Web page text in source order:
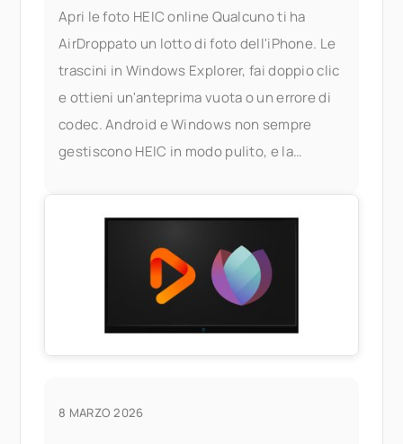
Apri le foto HEIC online Qualcuno ti ha
AirDroppato un lotto di foto dell'iPhone. Le
trascini in Windows Explorer, fai doppio clic
e ottieni un'anteprima vuota o un errore di
codec. Android e Windows non sempre
gestiscono HEIC in modo pulito, e la
8 MARZO 2026